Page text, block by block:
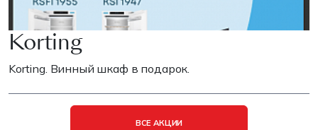
Korting
Korting. Винный шкаф в подарок.
ВСЕ АКЦИИ